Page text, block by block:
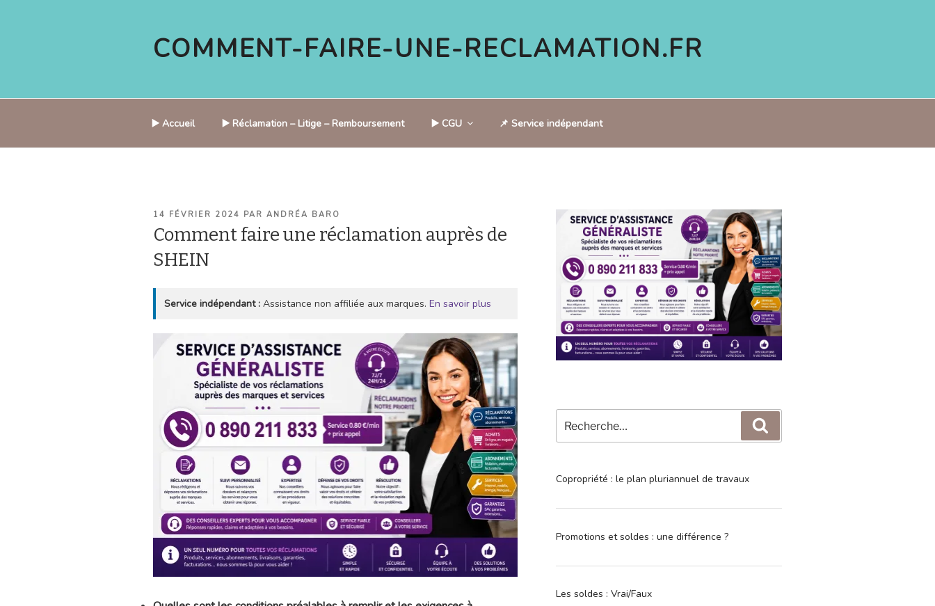
COMMENT-FAIRE-UNE-RECLAMATION.FR
▶️ Accueil ▶️ Réclamation – Litige – Remboursement ▶️ CGU 📌 Service indépendant
PUBLIÉ
14 FÉVRIER 2024 PAR ANDRÉA BARO
Comment faire une réclamation auprès de
SHEIN
Service indépendant : Assistance non affiliée aux marques. En savoir plus
pour
:
Copropriété : le plan pluriannuel de travaux
Promotions et soldes : une différence ?
Les soldes : Vrai/Faux